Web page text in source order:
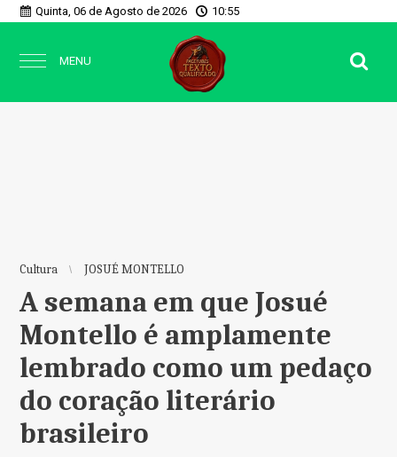
Quinta, 06 de Agosto de 2026 10:55
MENU
Cultura JOSUÉ MONTELLO
A semana em que Josué
Montello é amplamente
lembrado como um pedaço
do coração literário
brasileiro